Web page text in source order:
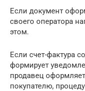
Если документ
своего оператора
этом.
Если счет-фактура
формирует
продавец
покупателю,